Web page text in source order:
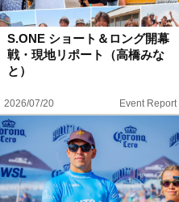
S.ONE ショート＆ロング開幕
戦・現地リポート（高橋みな
と）
2026/07/20 Event Report